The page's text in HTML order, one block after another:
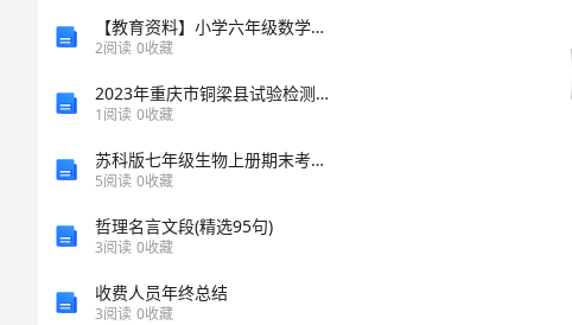
【教育资料】小学六年级数学教案：米和米以内长度单位的换算
2阅读 0收藏
2023年重庆市铜梁县试验检测师之交通工程考试题库及参考答案（典型题）
1阅读 0收藏
苏科版七年级生物上册期末考试卷【及答案
5阅读 0收藏
哲理名言文段(精选95句)
3阅读 0收藏
收费人员年终总结
3阅读 0收藏